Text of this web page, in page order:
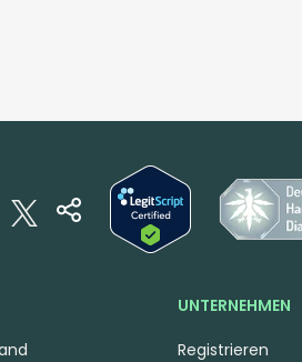
UNTERNEHMEN
Registrieren